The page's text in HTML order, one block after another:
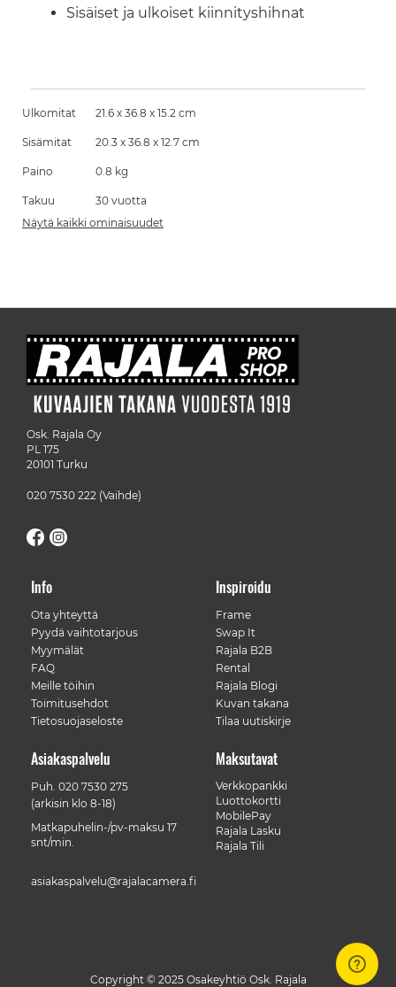
Sisäiset ja ulkoiset kiinnityshihnat
Ulkomitat 21.6 x 36.8 x 15.2 cm
Sisämitat 20.3 x 36.8 x 12.7 cm
Paino 0.8 kg
Takuu
30 vuotta
Näytä kaikki ominaisuudet
Osk. Rajala Oy
PL 175
20101 Turku
020 7530 222 (Vaihde)
Info
Ota yhteyttä
Pyydä vaihtotarjous
Myymälät
FAQ
Meille töihin
Toimitusehdot
Tietosuojaseloste
Inspiroidu
Frame
Swap It
Rajala B2B
Rental
Rajala Blogi
Kuvan takana
Tilaa uutiskirje
Maksutavat
Verkkopankki
Luottokortti
MobilePay
Rajala Lasku
Rajala Tili
Asiakaspalvelu
Puh. 020 7530 275
(arkisin klo 8-18)
Matkapuhelin-/pv-maksu 17
snt/min.
asiakaspalvelu@rajalacamera.fi
Copyright © 2025 Osakeyhtiö Osk. Rajala